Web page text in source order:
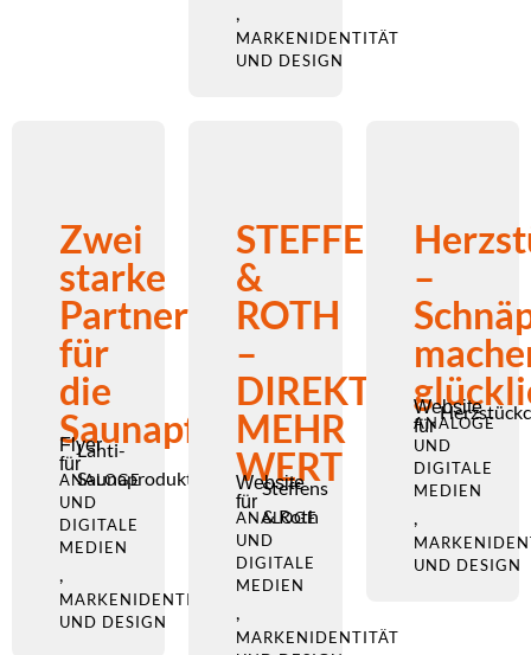
,
MARKENIDENTITÄT
UND DESIGN
Zwei
starke
Partner
für
die
Saunapflege
Flyer
für
Lahti-
Saunaprodukte
ANALOGE
UND
DIGITALE
MEDIEN
,
MARKENIDENTITÄT
UND DESIGN
STEFFENS
&
ROTH
–
DIREKT
MEHR
WERT
Website
für
Steffens
& Roth
ANALOGE
UND
DIGITALE
MEDIEN
,
MARKENIDENTITÄT
–
Website
für
ANALOGE
UND
DIGITALE
MEDIEN
,
UND DESIGN